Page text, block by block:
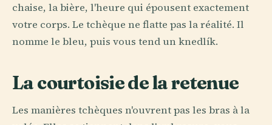
chaise, la bière, l'heure qui épousent exactement
votre corps. Le tchèque ne flatte pas la réalité. Il
nomme le bleu, puis vous tend un knedlík.
La courtoisie de la retenue
Les manières tchèques n'ouvrent pas les bras à la